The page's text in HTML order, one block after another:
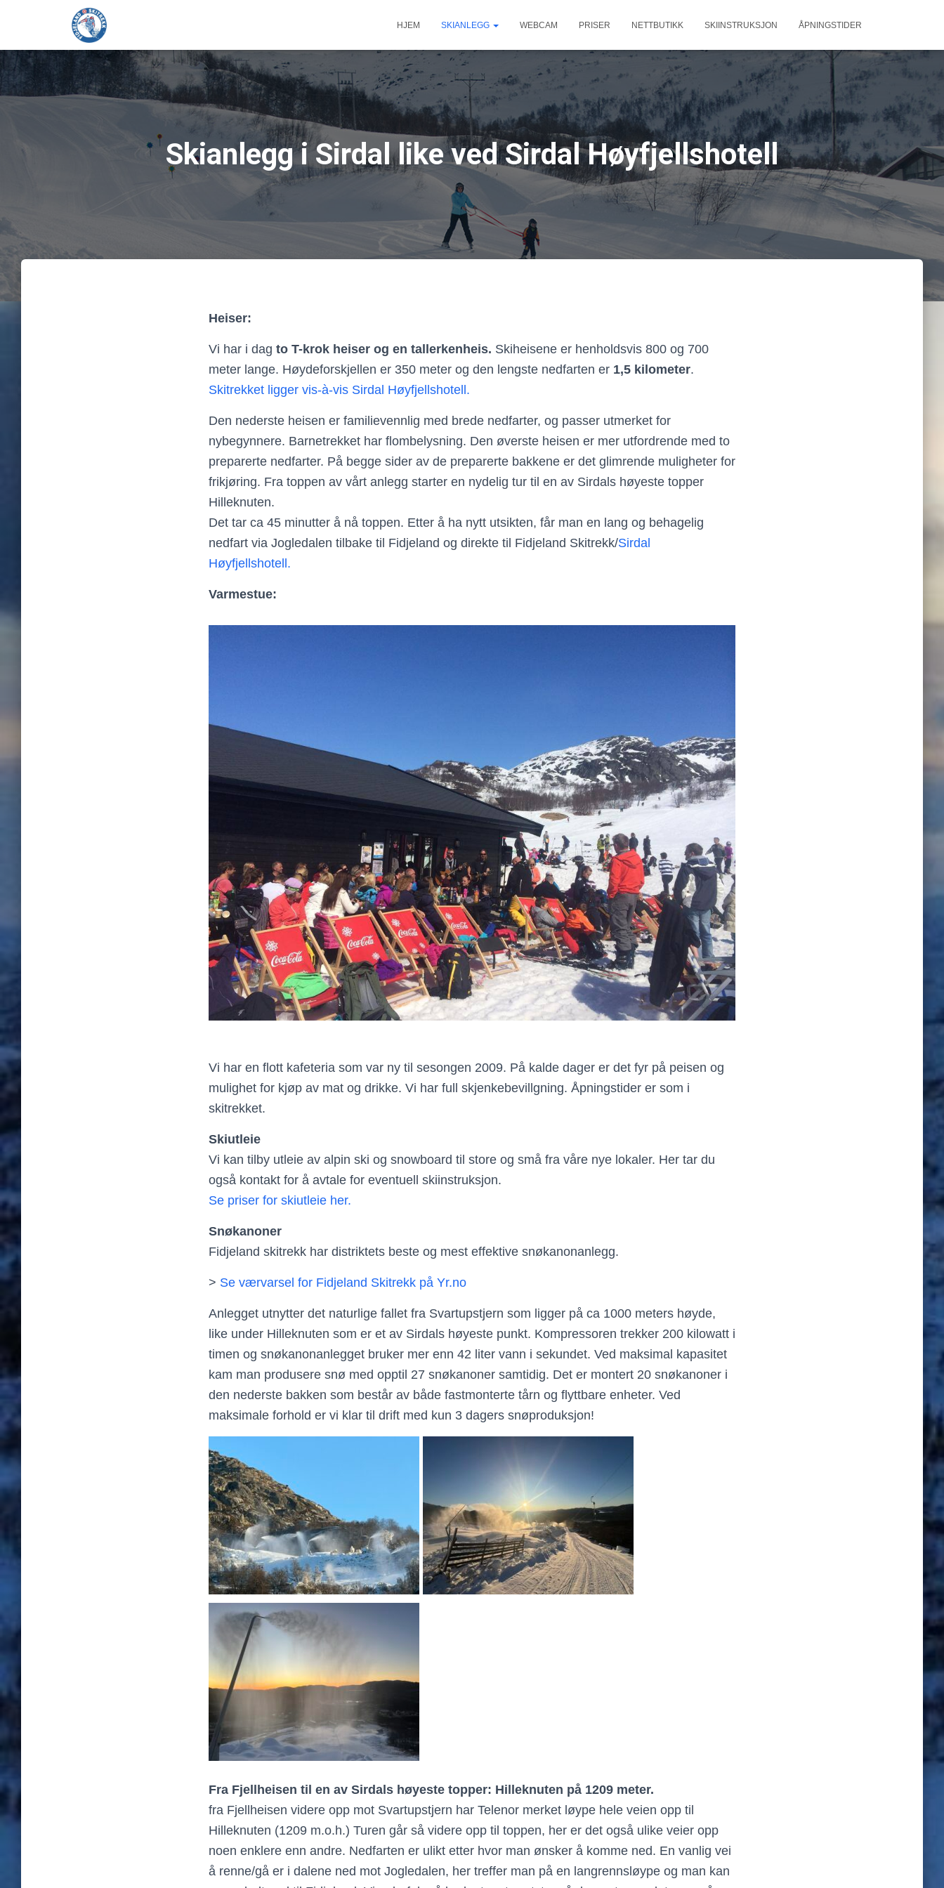
HJEM SKIANLEGG WEBCAM PRISER NETTBUTIKK SKIINSTRUKSJON ÅPNINGSTIDER
Skianlegg i Sirdal like ved Sirdal Høyfjellshotell
Heiser:
Vi har i dag to T-krok heiser og en tallerkenheis. Skiheisene er henholdsvis 800 og 700
meter lange. Høydeforskjellen er 350 meter og den lengste nedfarten er 1,5 kilometer.
Skitrekket ligger vis-à-vis Sirdal Høyfjellshotell.
Den nederste heisen er familievennlig med brede nedfarter, og passer utmerket for
nybegynnere. Barnetrekket har flombelysning. Den øverste heisen er mer utfordrende med to
preparerte nedfarter. På begge sider av de preparerte bakkene er det glimrende muligheter for
frikjøring. Fra toppen av vårt anlegg starter en nydelig tur til en av Sirdals høyeste topper
Hilleknuten.
Det tar ca 45 minutter å nå toppen. Etter å ha nytt utsikten, får man en lang og behagelig
nedfart via Jogledalen tilbake til Fidjeland og direkte til Fidjeland Skitrekk/Sirdal
Høyfjellshotell.
Varmestue:
Vi har en flott kafeteria som var ny til sesongen 2009. På kalde dager er det fyr på peisen og
mulighet for kjøp av mat og drikke. Vi har full skjenkebevillgning. Åpningstider er som i
skitrekket.
Skiutleie
Vi kan tilby utleie av alpin ski og snowboard til store og små fra våre nye lokaler. Her tar du
også kontakt for å avtale for eventuell skiinstruksjon.
Se priser for skiutleie her.
Snøkanoner
Fidjeland skitrekk har distriktets beste og mest effektive snøkanonanlegg.
> Se værvarsel for Fidjeland Skitrekk på Yr.no
Anlegget utnytter det naturlige fallet fra Svartupstjern som ligger på ca 1000 meters høyde,
like under Hilleknuten som er et av Sirdals høyeste punkt. Kompressoren trekker 200 kilowatt i
timen og snøkanonanlegget bruker mer enn 42 liter vann i sekundet. Ved maksimal kapasitet
kam man produsere snø med opptil 27 snøkanoner samtidig. Det er montert 20 snøkanoner i
den nederste bakken som består av både fastmonterte tårn og flyttbare enheter. Ved
maksimale forhold er vi klar til drift med kun 3 dagers snøproduksjon!
Fra Fjellheisen til en av Sirdals høyeste topper: Hilleknuten på 1209 meter.
fra Fjellheisen videre opp mot Svartupstjern har Telenor merket løype hele veien opp til
Hilleknuten (1209 m.o.h.) Turen går så videre opp til toppen, her er det også ulike veier opp
noen enklere enn andre. Nedfarten er ulikt etter hvor man ønsker å komme ned. En vanlig vei
å renne/gå er i dalene ned mot Jogledalen, her treffer man på en langrennsløype og man kan